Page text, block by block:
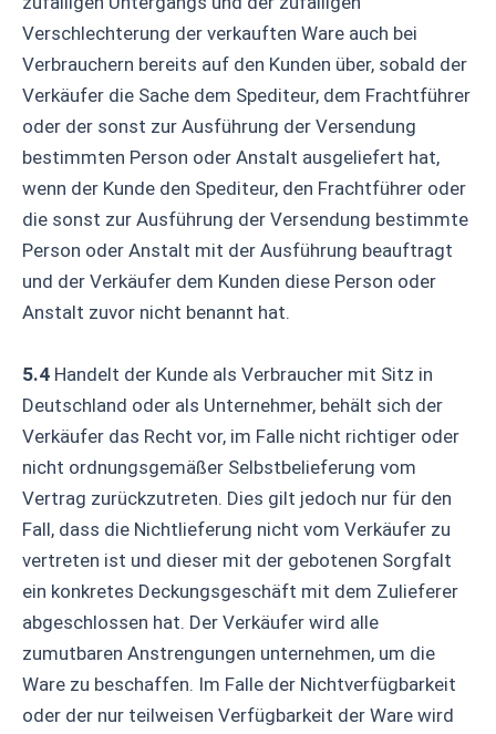
Verschlechterung der verkauften Ware auch bei
Verbrauchern bereits auf den Kunden über, sobald der
Verkäufer die Sache dem Spediteur, dem Frachtführer
oder der sonst zur Ausführung der Versendung
bestimmten Person oder Anstalt ausgeliefert hat,
wenn der Kunde den Spediteur, den Frachtführer oder
die sonst zur Ausführung der Versendung bestimmte
Person oder Anstalt mit der Ausführung beauftragt
und der Verkäufer dem Kunden diese Person oder
Anstalt zuvor nicht benannt hat.
5.4 Handelt der Kunde als Verbraucher mit Sitz in
Deutschland oder als Unternehmer, behält sich der
Verkäufer das Recht vor, im Falle nicht richtiger oder
nicht ordnungsgemäßer Selbstbelieferung vom
Vertrag zurückzutreten. Dies gilt jedoch nur für den
Fall, dass die Nichtlieferung nicht vom Verkäufer zu
vertreten ist und dieser mit der gebotenen Sorgfalt
ein konkretes Deckungsgeschäft mit dem Zulieferer
abgeschlossen hat. Der Verkäufer wird alle
zumutbaren Anstrengungen unternehmen, um die
Ware zu beschaffen. Im Falle der Nichtverfügbarkeit
oder der nur teilweisen Verfügbarkeit der Ware wird